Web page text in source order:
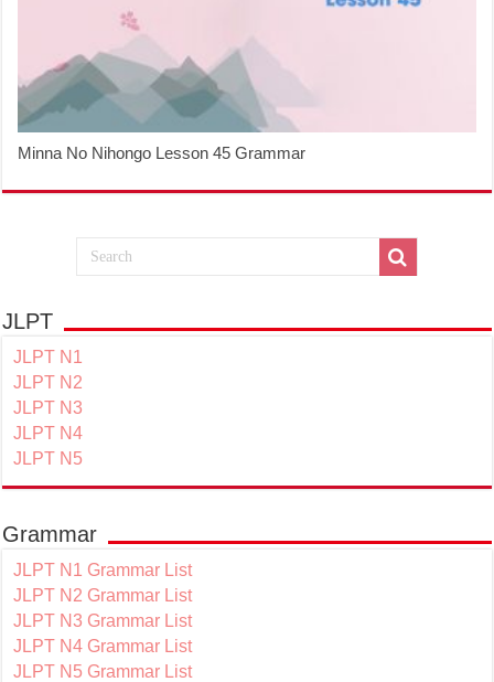
Minna No Nihongo Lesson 45 Grammar
JLPT
JLPT N1
JLPT N2
JLPT N3
JLPT N4
JLPT N5
Grammar
JLPT N1 Grammar List
JLPT N2 Grammar List
JLPT N3 Grammar List
JLPT N4 Grammar List
JLPT N5 Grammar List